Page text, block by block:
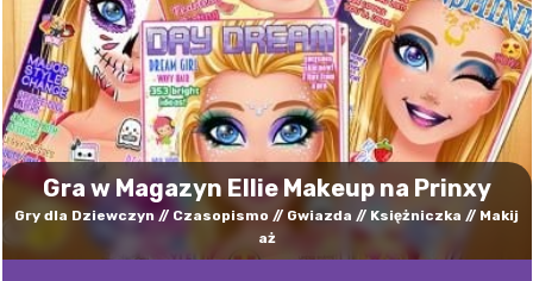
Gra w Magazyn Ellie Makeup na Prinxy
Gry dla Dziewczyn Czasopismo Gwiazda Księżniczka
Makij
aż